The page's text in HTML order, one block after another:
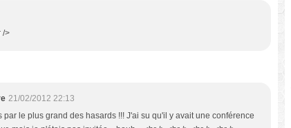
/>
21/02/2012 22:13
par le plus grand des hasards !!! J'ai su qu'il y avait une conférence